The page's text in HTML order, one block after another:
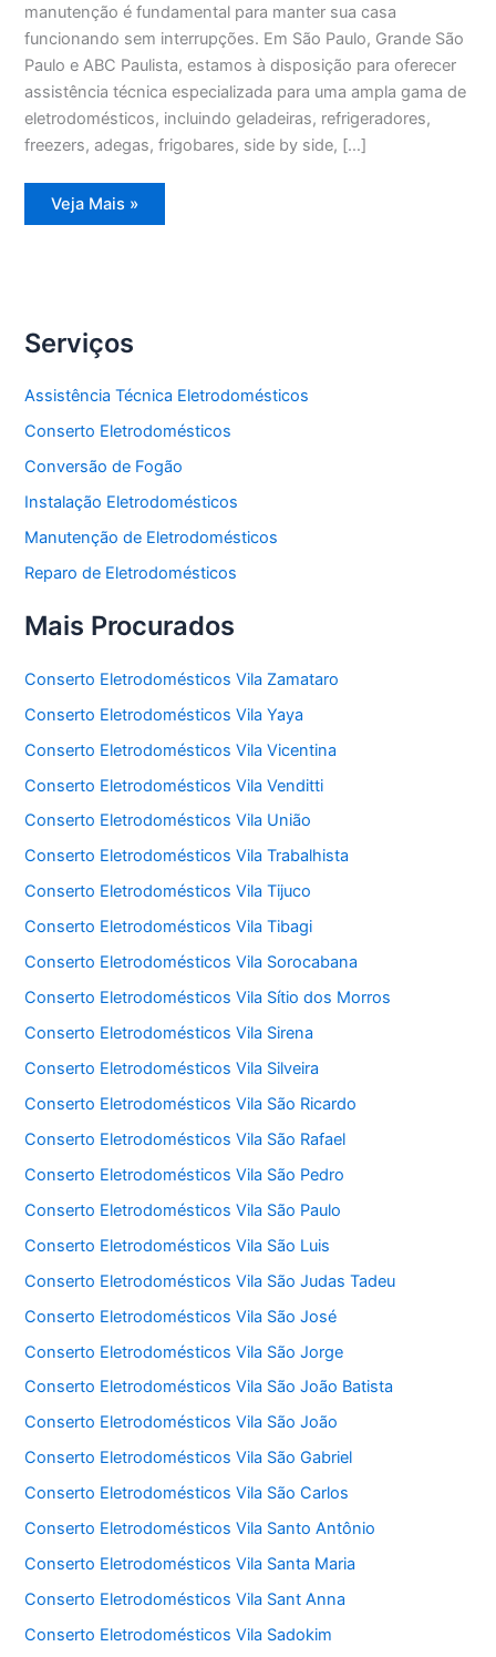
manutenção é fundamental para manter sua casa
funcionando sem interrupções. Em São Paulo, Grande São
Paulo e ABC Paulista, estamos à disposição para oferecer
assistência técnica especializada para uma ampla gama de
eletrodomésticos, incluindo geladeiras, refrigeradores,
freezers, adegas, frigobares, side by side, […]
Assistência
Técnica
Veja Mais »
Serviços
Assistência Técnica Eletrodomésticos
Conserto Eletrodomésticos
Conversão de Fogão
Instalação Eletrodomésticos
Manutenção de Eletrodomésticos
Reparo de Eletrodomésticos
Mais Procurados
Conserto Eletrodomésticos Vila Zamataro
Conserto Eletrodomésticos Vila Yaya
Conserto Eletrodomésticos Vila Vicentina
Conserto Eletrodomésticos Vila Venditti
Conserto Eletrodomésticos Vila União
Conserto Eletrodomésticos Vila Trabalhista
Conserto Eletrodomésticos Vila Tijuco
Conserto Eletrodomésticos Vila Tibagi
Conserto Eletrodomésticos Vila Sorocabana
Conserto Eletrodomésticos Vila Sítio dos Morros
Conserto Eletrodomésticos Vila Sirena
Conserto Eletrodomésticos Vila Silveira
Conserto Eletrodomésticos Vila São Ricardo
Conserto Eletrodomésticos Vila São Rafael
Conserto Eletrodomésticos Vila São Pedro
Conserto Eletrodomésticos Vila São Paulo
Conserto Eletrodomésticos Vila São Luis
Conserto Eletrodomésticos Vila São Judas Tadeu
Conserto Eletrodomésticos Vila São José
Conserto Eletrodomésticos Vila São Jorge
Conserto Eletrodomésticos Vila São João Batista
Conserto Eletrodomésticos Vila São João
Conserto Eletrodomésticos Vila São Gabriel
Conserto Eletrodomésticos Vila São Carlos
Conserto Eletrodomésticos Vila Santo Antônio
Conserto Eletrodomésticos Vila Santa Maria
Conserto Eletrodomésticos Vila Sant Anna
Conserto Eletrodomésticos Vila Sadokim